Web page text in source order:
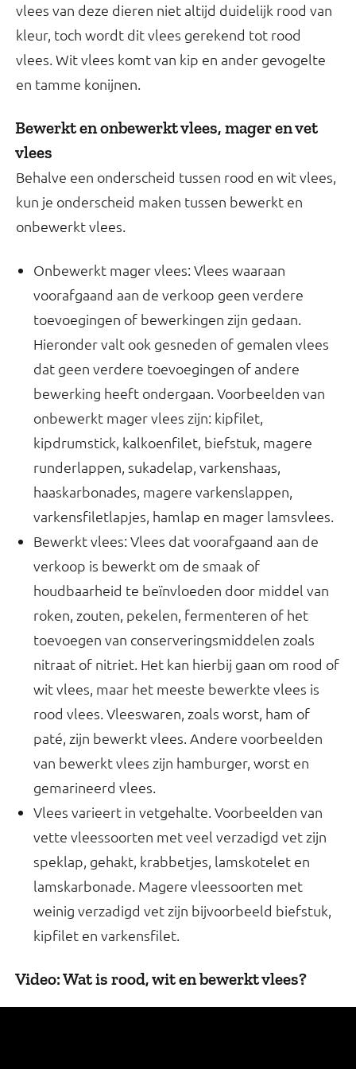
vlees van deze dieren niet altijd duidelijk rood van
kleur, toch wordt dit vlees gerekend tot rood
vlees. Wit vlees komt van kip en ander gevogelte
en tamme konijnen.
Bewerkt en onbewerkt vlees, mager en vet
vlees
Behalve een onderscheid tussen rood en wit vlees,
kun je onderscheid maken tussen bewerkt en
onbewerkt vlees.
Onbewerkt mager vlees: Vlees waaraan
voorafgaand aan de verkoop geen verdere
toevoegingen of bewerkingen zijn gedaan.
Hieronder valt ook gesneden of gemalen vlees
dat geen verdere toevoegingen of andere
bewerking heeft ondergaan. Voorbeelden van
onbewerkt mager vlees zijn: kipfilet,
kipdrumstick, kalkoenfilet, biefstuk, magere
runderlappen, sukadelap, varkenshaas,
haaskarbonades, magere varkenslappen,
varkensfiletlapjes, hamlap en mager lamsvlees.
Bewerkt vlees: Vlees dat voorafgaand aan de
verkoop is bewerkt om de smaak of
houdbaarheid te beïnvloeden door middel van
roken, zouten, pekelen, fermenteren of het
toevoegen van conserveringsmiddelen zoals
nitraat of nitriet. Het kan hierbij gaan om rood of
wit vlees, maar het meeste bewerkte vlees is
rood vlees. Vleeswaren, zoals worst, ham of
paté, zijn bewerkt vlees. Andere voorbeelden
van bewerkt vlees zijn hamburger, worst en
gemarineerd vlees.
Vlees varieert in vetgehalte. Voorbeelden van
vette vleessoorten met veel verzadigd vet zijn
speklap, gehakt, krabbetjes, lamskotelet en
lamskarbonade. Magere vleessoorten met
weinig verzadigd vet zijn bijvoorbeeld biefstuk,
kipfilet en varkensfilet.
Video: Wat is rood, wit en bewerkt vlees?